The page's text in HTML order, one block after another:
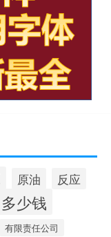
原油 反应
多少钱
有限责任公司